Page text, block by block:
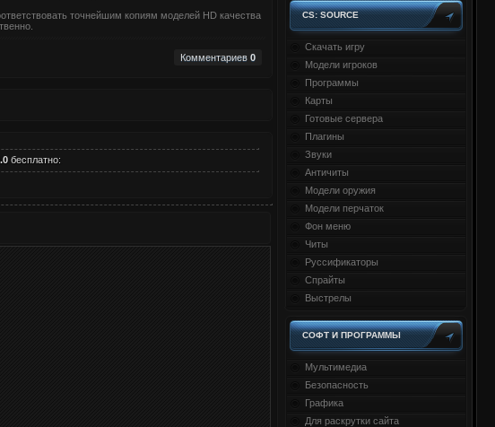
CS: SOURCE
Скачать игру
Модели игроков
Программы
Карты
Готовые сервера
Плагины
Звуки
Античиты
Модели оружия
Модели перчаток
Фон меню
Читы
Руссификаторы
Спрайты
Выстрелы
СОФТ И ПРОГРАММЫ
Мультимедиа
Безопасность
Графика
Для раскрутки сайта
точнейшим копиям моделей HD качества
Комментариев 0
бесплатно: